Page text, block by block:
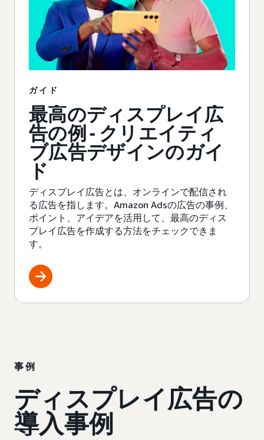
ガイド
最高のディスプレイ広
告の例 - クリエイティ
ブ広告デザインのガイ
ド
ディスプレイ広告とは、オンラインで配信され
る広告を指します。Amazon Adsの広告の事例、
ポイント、アイデアを活用して、最高のディス
プレイ広告を作成する方法をチェックできま
す。
事例
ディスプレイ広告の
導入事例